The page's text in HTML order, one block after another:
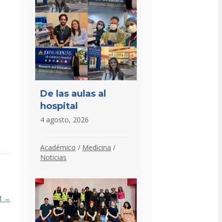
→
De las aulas al
hospital
4 agosto, 2026
Académico / Medicina /
Noticias